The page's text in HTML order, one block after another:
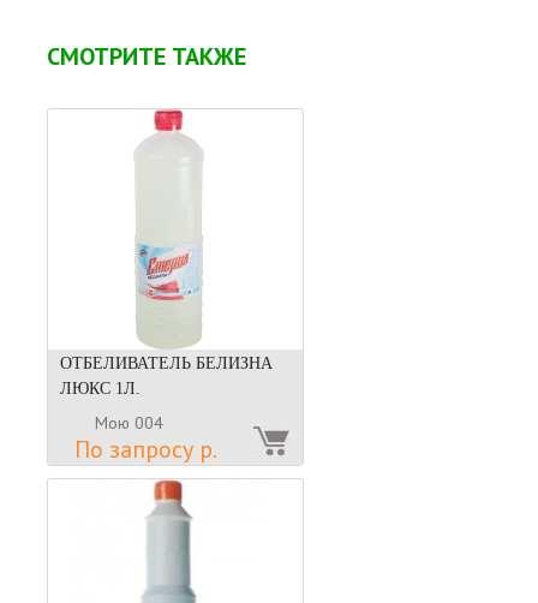
СМОТРИТЕ ТАКЖЕ
ОТБЕЛИВАТЕЛЬ БЕЛИЗНА
ЛЮКС 1Л.
Мою 004
По запросу р.